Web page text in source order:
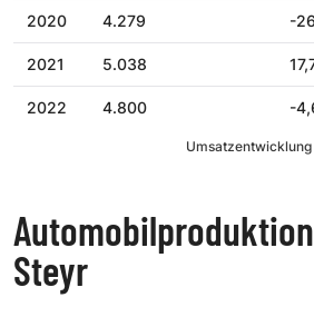
2020 4.279 -
2021 5.038
2022 4.800 -
Steyr